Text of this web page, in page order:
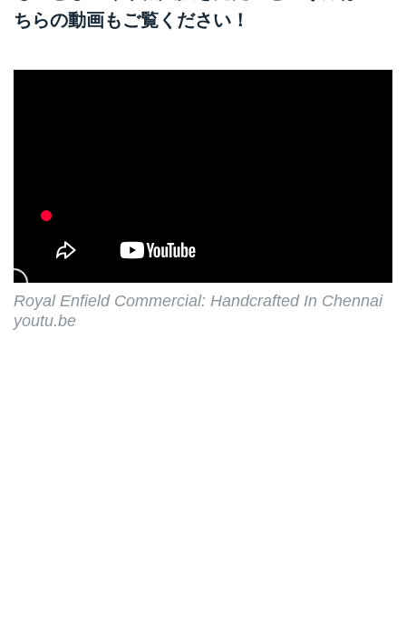
ちらの動画もご覧ください！
Royal Enfield Commercial: Handcrafted In Chennai
youtu.be